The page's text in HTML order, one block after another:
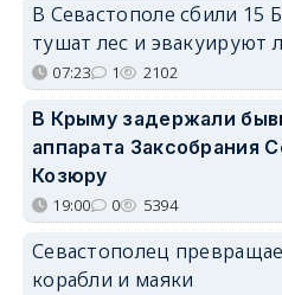
В Севастополе сбили
тушат лес и эвакуируют
07:23 1 2102
В Крыму задержали
аппарата Заксобрания
Козюру
19:00 0 5394
Севастополец
корабли и маяки